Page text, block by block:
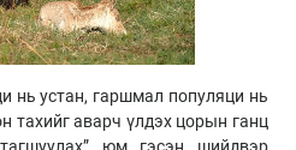
нь устан, гаршмал популяци нь
тахийг аварч үлдэх цорын ганц